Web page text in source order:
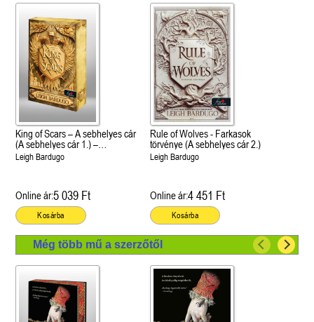
King of Scars – A sebhelyes cár
(A sebhelyes cár 1.) –
Különleges éldekorált kiadás!
Leigh Bardugo
Online ár:5 039 Ft
Kosárba
Rule of Wolves - Farkasok
törvénye (A sebhelyes cár 2.)
Leigh Bardugo
Online ár:4 451 Ft
Kosárba
Még több mű a szerzőtől